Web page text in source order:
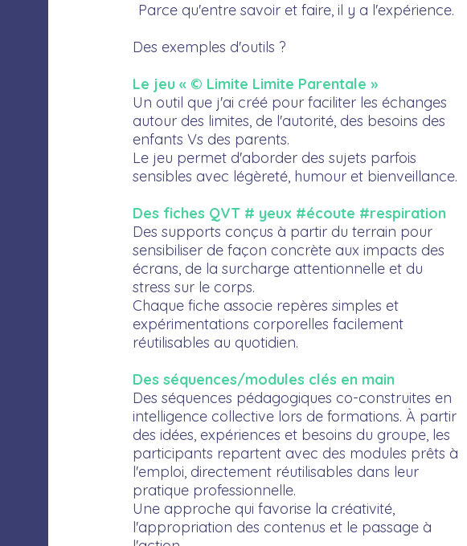
Parce qu'entre savoir et faire, il y a l'expérience.
Des exemples d'outils ?
Le jeu « © Limite Limite Parentale »
Un outil que j'ai créé pour faciliter les échanges
autour des limites, de l'autorité, des besoins des
enfants Vs des parents.
Le jeu permet d'aborder des sujets parfois
sensibles avec légèreté, humour et bienveillance.
Des fiches QVT # yeux #écoute #respiration
Des supports conçus à partir du terrain pour
sensibiliser de façon concrète aux impacts des
écrans, de la surcharge attentionnelle et du
stress sur le corps.
Chaque fiche associe repères simples et
expérimentations corporelles facilement
réutilisables au quotidien.
Des séquences/modules clés en main
Des séquences pédagogiques co-construites en
intelligence collective lors de formations. À partir
des idées, expériences et besoins du groupe, les
participants repartent avec des modules prêts à
l'emploi, directement réutilisables dans leur
pratique professionnelle.
Une approche qui favorise la créativité,
l'appropriation des contenus et le passage à